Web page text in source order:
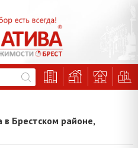
Брестском районе,